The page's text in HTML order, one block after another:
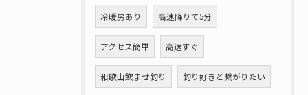
冷暖房あり 高速降りて5分
アクセス簡単 高速すぐ
和歌山飲ませ釣り 釣り好きと繋がりたい